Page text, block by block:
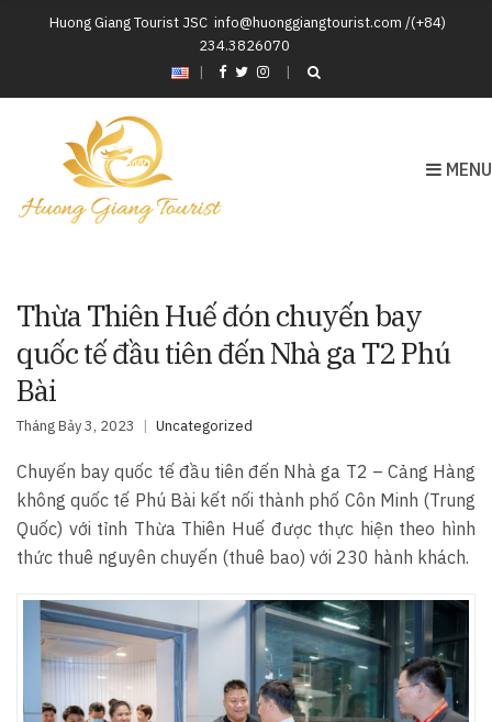
Huong Giang Tourist JSC info@huonggiangtourist.com /(+84)
234.3826070
|
MENU
Thừa Thiên Huế đón chuyến bay
quốc tế đầu tiên đến Nhà ga T2 Phú
Bài
Tháng Bảy 3, 2023 Uncategorized
Chuyến bay quốc tế đầu tiên đến Nhà ga T2 – Cảng Hàng
không quốc tế Phú Bài kết nối thành phố Côn Minh (Trung
Quốc) với tỉnh Thừa Thiên Huế được thực hiện theo hình
thức thuê nguyên chuyến (thuê bao) với 230 hành khách.